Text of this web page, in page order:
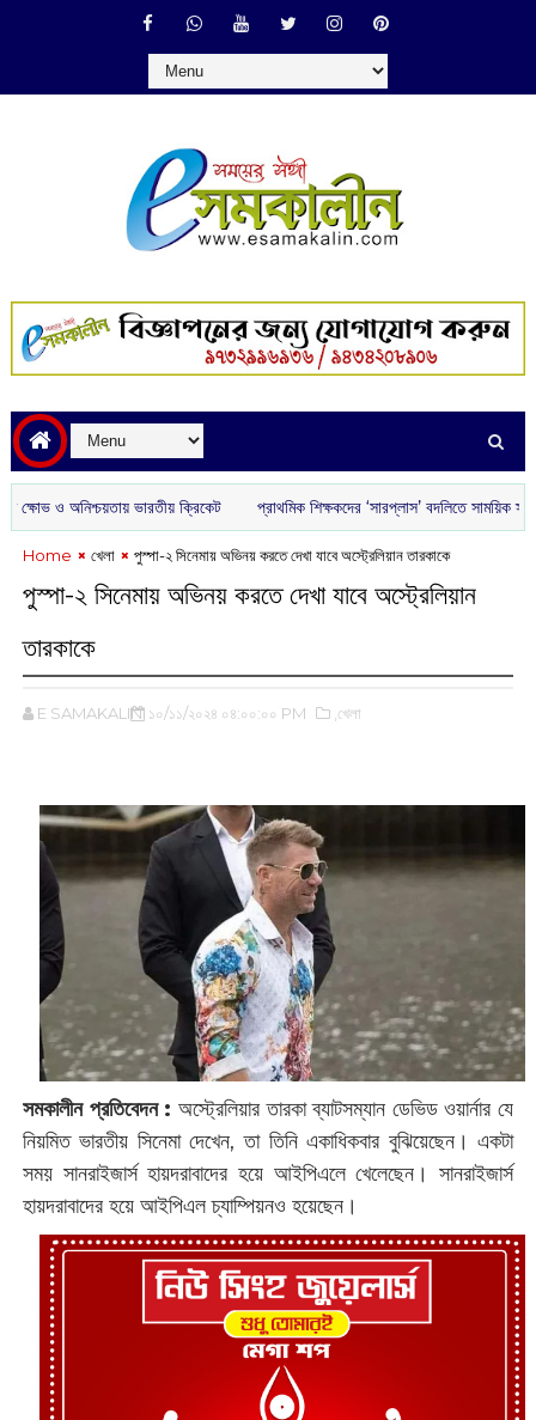
ভারতীয় ক্রিকেট প্রাথমিক শিক্ষকদের ‘সারপ্লাস’ বদলিতে সাময়িক স্থগিতাদেশ
Home খেলা পুস্পা-২ সিনেমায় অভিনয় করতে দেখা যাবে অস্ট্রেলিয়ান তারকাকে
পুস্পা-২ সিনেমায় অভিনয় করতে দেখা যাবে অস্ট্রেলিয়ান
তারকাকে
E SAMAKALIN ১০/১১/২০২৪ ০৪:০০:০০ PM ,খেলা
সমকালীন প্রতিবেদন : অস্ট্রেলিয়ার তারকা ব্যাটসম্যান ডেভিড ওয়ার্নার যে
নিয়মিত ভারতীয় সিনেমা দেখেন, তা তিনি একাধিকবার বুঝিয়েছেন। একটা
সময় সানরাইজার্স হায়দরাবাদের হয়ে আইপিএলে খেলেছেন। সানরাইজার্স
হায়দরাবাদের হয়ে আইপিএল চ্যাম্পিয়নও হয়েছেন।